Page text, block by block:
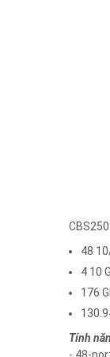
48
4 10
176
Tính